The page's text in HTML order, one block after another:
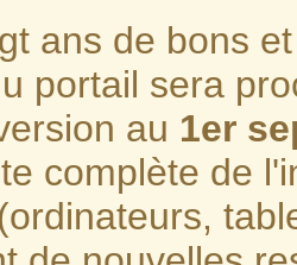
ans de bons
portail sera
au 1er
complète de